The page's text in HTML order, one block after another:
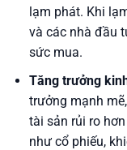
lạm phát. Khi
và các nhà đầu
sức mua.
Tăng trưởng
trưởng mạnh
tài sản rủi ro
như cổ phiếu,